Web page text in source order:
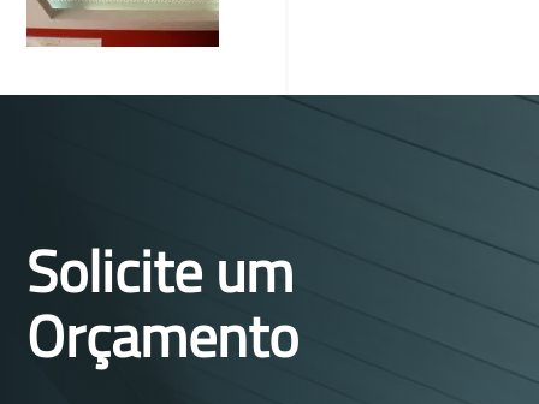
Solicite um
Orçamento